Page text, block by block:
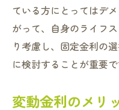
ている方にとってはデ
がって、自身のライフ
り考慮し、固定金利の
に検討することが重要で
変動金利のメリ